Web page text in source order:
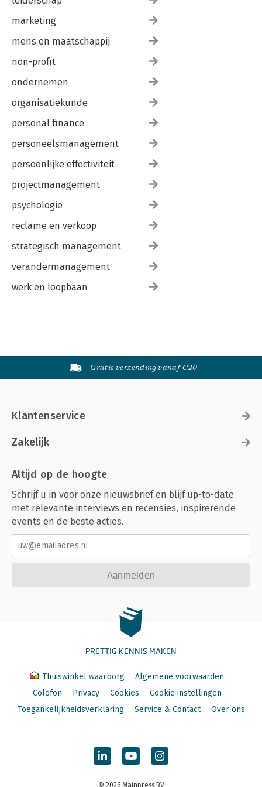
marketing
mens en maatschappij
non-profit
ondernemen
organisatiekunde
personal finance
personeelsmanagement
persoonlijke effectiviteit
projectmanagement
psychologie
reclame en verkoop
strategisch management
verandermanagement
werk en loopbaan
Gratis verzending vanaf €20
Klantenservice
Zakelijk
Altijd op de hoogte
Schrijf u in voor onze nieuwsbrief en blijf up-to-date
met relevante interviews en recensies, inspirerende
events en de beste acties.
Aanmelden
PRETTIG KENNIS MAKEN
Thuiswinkel waarborg
Algemene voorwaarden
Colofon
Privacy Cookies
Cookie instellingen
Toegankelijkheidsverklaring
Service & Contact Over ons
© 2026 Mainpress BV